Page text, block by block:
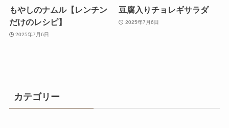
もやしのナムル【レンチン
だけのレシピ】
2025年7月6日
豆腐入りチョレギサラダ
2025年7月6日
カテゴリー